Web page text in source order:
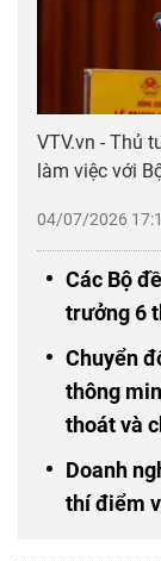
04/07/2026
VTV.vn - Thủ
làm việc với
Các Bộ
trưởng 6
Chuyển
thông
thoát và
Doanh
thí điểm